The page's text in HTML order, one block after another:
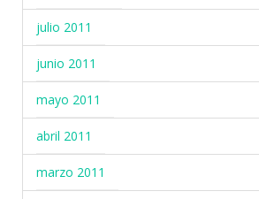
julio 2011
junio 2011
mayo 2011
abril 2011
marzo 2011